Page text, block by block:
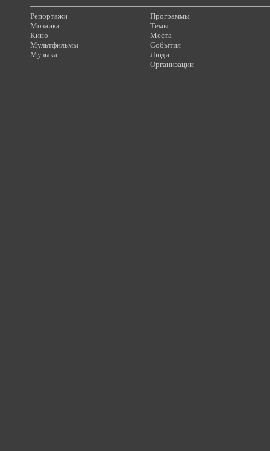
Репортажи
Мозаика
Кино
Мультфильмы
Музыка
Программы
Темы
Места
События
Люди
Организации